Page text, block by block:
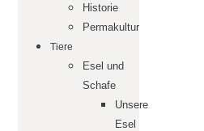
Historie
Permakultur
Tiere
Esel und
Schafe
Unsere
Esel